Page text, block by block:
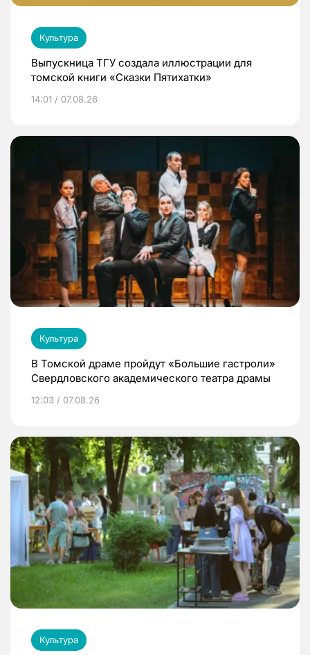
Культура
Выпускница ТГУ создала иллюстрации для
томской книги «Сказки Пятихатки»
14:01 / 07.08.26
Культура
В Томской драме пройдут «Большие гастроли»
Свердловского академического театра драмы
12:03 / 07.08.26
Культура